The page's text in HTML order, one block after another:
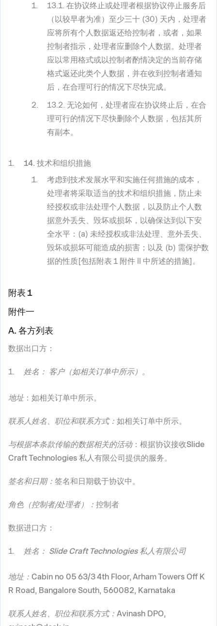
13.1. 在协议终止或处理者根据协议停止服务后
（以较早者为准）至少三十 (30) 天内，处理者
应将所有个人数据返还给控制者，或者，如果
控制者指示，处理者应删除个人数据。处理者
应以常用格式或以控制者酌情决定的当前存储
格式返还此类个人数据，并在收到控制者通知
后，在合理可行的情况下尽快完成。
13.2. 无论如何，处理者应在协议终止后，在合
理可行的情况下尽快删除个人数据，包括其所
有副本。
14. 技术和组织措施
考虑到技术发展水平和实施任何措施的成本，
处理者将采取适当的技术和组织措施，防止未
经授权或非法处理个人数据，以及防止个人数
据意外丢失、毁坏或损坏，以确保达到以下安
全水平：(a) 未经授权或非法处理、意外丢失、
毁坏或损坏可能造成的损害；以及 (b) 需保护数
据的性质[包括附表 1 附件 II 中所述的措施]。
附表 1
附件一
A. 各方列表
数据出口方：
姓名： 客户（如相关订单中所示）。
地址：如相关订单中所示。
联系人姓名、职位和联系方式： 如相关订单中所示。
与根据本条款传输的数据相关的活动：根据协议接收Slide
Craft Technologies 私人有限公司提供的服务。
签名和日期： 签名和日期载于协议中。
角色（控制者/处理者）： 控制者
数据进口方：
姓名： Slide Craft Technologies 私人有限公司
地址： Cabin no 05 63/3 4th Floor, Arham Towers Off K
R Road, Bangalore South, 560082, Karnataka
联系人姓名、职位和联系方式： Avinash DPO,